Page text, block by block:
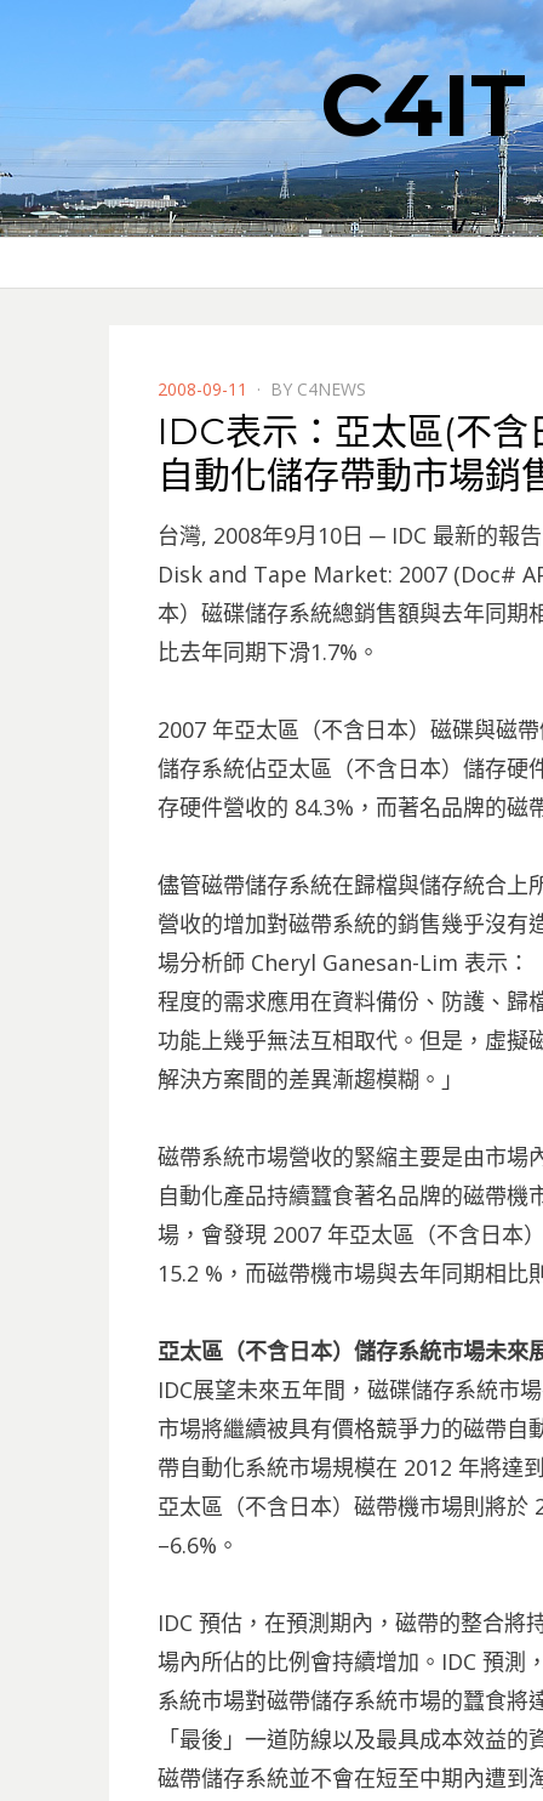
POSTED
ON
2008-09-11 BY C4NEWS
IDC表示：亞太區(不
自動化儲存帶動市場銷
台灣, 2008年9月10日 ─ IDC 最新的報
Disk and Tape Market: 2007 (Doc#
本）磁碟儲存系統總銷售額與去年同期
比去年同期下滑1.7%。
2007 年亞太區（不含日本）磁碟與磁
儲存系統佔亞太區（不含日本）儲存硬
存硬件營收的 84.3%，而著名品牌的磁
儘管磁帶儲存系統在歸檔與儲存統合上
營收的增加對磁帶系統的銷售幾乎沒有
場分析師 Cheryl Ganesan-Lim 表示：
程度的需求應用在資料備份、防護、歸
功能上幾乎無法互相取代。但是，虛擬
解決方案間的差異漸趨模糊。」
磁帶系統市場營收的緊縮主要是由市場
自動化產品持續蠶食著名品牌的磁帶
場，會發現 2007 年亞太區（不含日本
15.2 %，而磁帶機市場與去年同期相比
亞太區（不含日本）儲存系統市場未來
IDC展望未來五年間，磁碟儲存系統市
市場將繼續被具有價格競爭力的磁帶自
帶自動化系統市場規模在 2012 年將達
亞太區（不含日本）磁帶機市場則將於
–6.6%。
IDC 預估，在預測期內，磁帶的整合將
場內所佔的比例會持續增加。IDC 預測
系統巿場對磁帶儲存系統巿場的蠶食將
「最後」一道防線以及最具成本效益
磁帶儲存系統並不會在短至中期內遭到